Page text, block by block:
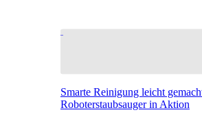
Smarte Reinigung leicht
Roboterstaubsauger in Aktion